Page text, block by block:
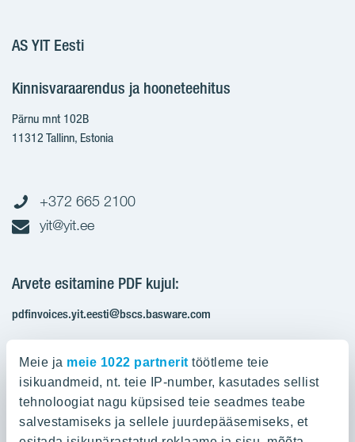
Meie ja meie 1022 partnerit töötleme teie
isikuandmeid, nt. teie IP-number, kasutades sellist
tehnoloogiat nagu küpsised teie seadmes teabe
salvestamiseks ja sellele juurdepääsemiseks, et
AS YIT Eesti
Kinnisvaraarendus ja hooneteehitus
Pärnu mnt 102B
11312 Tallinn, Estonia
+372 665 2100
yit@yit.ee
Arvete esitamine PDF kujul:
pdfinvoices.yit.eesti@bscs.basware.com
KMKR: EE100210897
Ettevõttest